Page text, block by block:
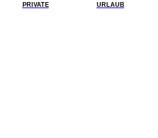
PRIVATE URLAUB